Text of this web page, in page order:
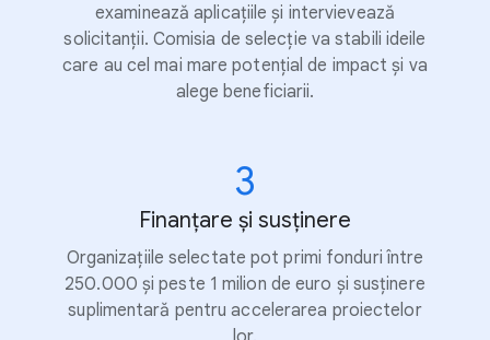
examinează aplicațiile și intervievează
solicitanții. Comisia de selecție va stabili ideile
care au cel mai mare potențial de impact și va
alege beneficiarii.
3
Finanțare și susținere
Organizațiile selectate pot primi fonduri între
250.000 și peste 1 milion de euro și susținere
suplimentară pentru accelerarea proiectelor